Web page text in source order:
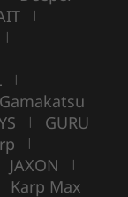
|
|
|
Gamakatsu
| GURU
|
JAXON |
Karp Max